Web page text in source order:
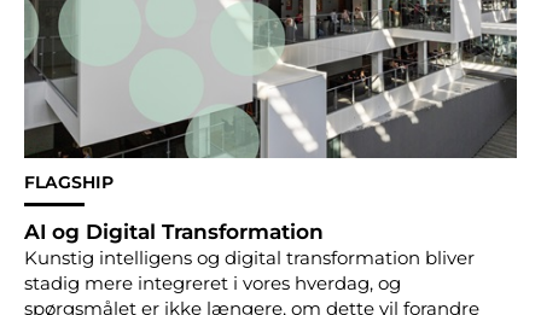
FLAGSHIP
AI og Digital Transformation
Kunstig intelligens og digital transformation bliver
stadig mere integreret i vores hverdag, og
spørgsmålet er ikke længere, om dette vil forandre